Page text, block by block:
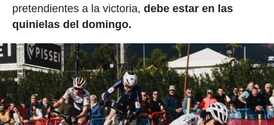
pretendientes a la victoria, debe estar en las
quinielas del domingo.